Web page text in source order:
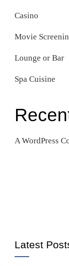
Casino
Movie
Lounge or Bar
Spa Cuisine
A WordPress
Latest